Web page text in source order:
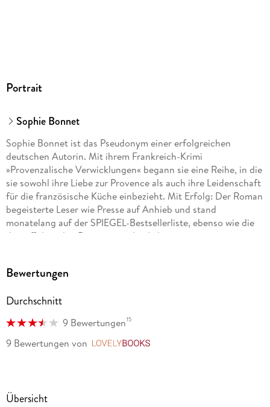
Portrait
Sophie Bonnet
Sophie Bonnet ist das Pseudonym einer erfolgreichen
deutschen Autorin. Mit ihrem Frankreich-Krimi
»Provenzalische Verwicklungen« begann sie eine Reihe, in die
sie sowohl ihre Liebe zur Provence als auch ihre Leidenschaft
für die französische Küche einbezieht. Mit Erfolg: Der Roman
begeisterte Leser wie Presse auf Anhieb und stand
monatelang auf der SPIEGEL-Bestsellerliste, ebenso wie die
darauffolgenden Romane um den liebenswerten
Bewertungen
Durchschnitt
9 Bewertungen15
9 Bewertungen von
Übersicht